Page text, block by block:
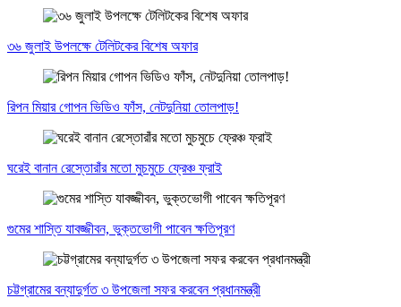
৩৬ জুলাই উপলক্ষে টেলিটকের বিশেষ অফার
রিপন মিয়ার গোপন ভিডিও ফাঁস, নেটদুনিয়া তোলপাড়!
ঘরেই বানান রেস্তোরাঁর মতো মুচমুচে ফ্রেঞ্চ ফ্রাই
গুমের শাস্তি যাবজ্জীবন, ভুক্তভোগী পাবেন ক্ষতিপূরণ
চট্টগ্রামের বন্যাদুর্গত ৩ উপজেলা সফর করবেন প্রধানমন্ত্রী